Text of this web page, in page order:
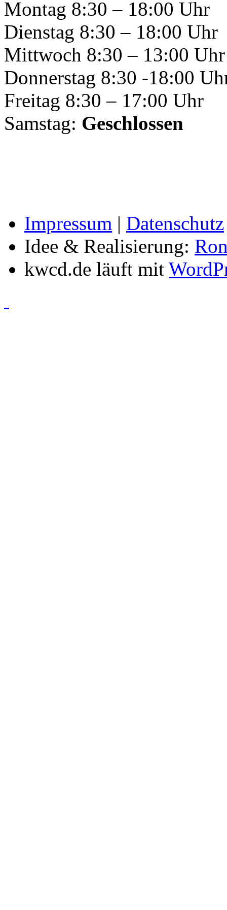
Montag 8:30 – 18:00 Uhr
Dienstag 8:30 – 18:00 Uhr
Mittwoch 8:30 – 13:00 Uhr
Donnerstag 8:30 -18:00
Freitag 8:30 – 17:00 Uhr
Samstag: Geschlossen
Impressum | Datenschutz
Idee & Realisierung:
kwcd.de läuft mit